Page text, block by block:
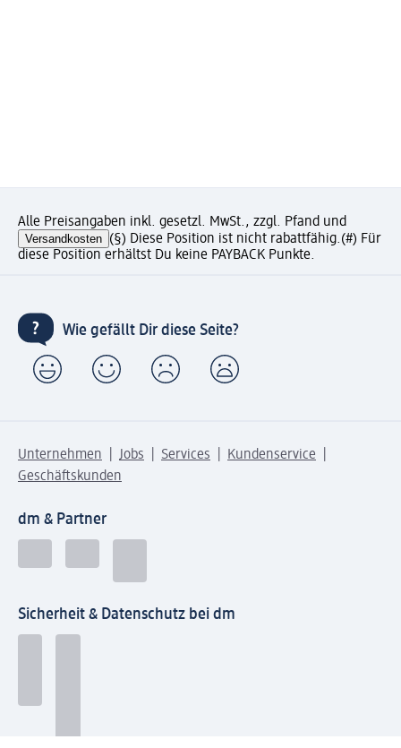
Alle Preisangaben inkl. gesetzl. MwSt., zzgl. Pfand und
Versandkosten (§) Diese Position ist nicht rabattfähig.(#) Für
diese Position erhältst Du keine PAYBACK Punkte.
Wie gefällt Dir diese Seite?
Unternehmen Jobs Services
Kundenservice
Geschäftskunden
dm & Partner
Sicherheit & Datenschutz bei dm